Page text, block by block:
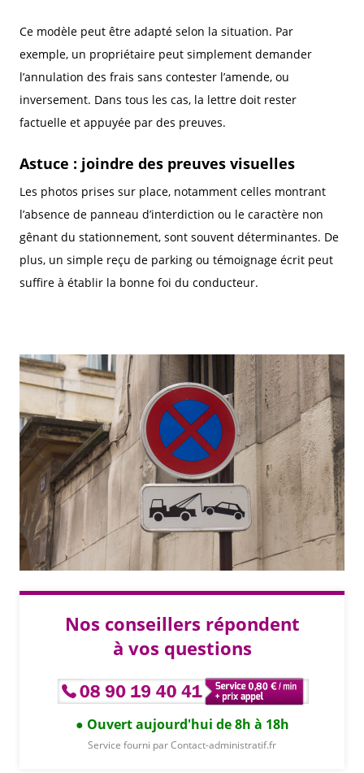
Ce modèle peut être adapté selon la situation. Par
exemple, un propriétaire peut simplement demander
l’annulation des frais sans contester l’amende, ou
inversement. Dans tous les cas, la lettre doit rester
factuelle et appuyée par des preuves.
Astuce : joindre des preuves visuelles
Les photos prises sur place, notamment celles montrant
l’absence de panneau d’interdiction ou le caractère non
gênant du stationnement, sont souvent déterminantes. De
plus, un simple reçu de parking ou témoignage écrit peut
suffire à établir la bonne foi du conducteur.
Nos conseillers répondent
à vos questions
Ouvert aujourd'hui de 8h à 18h
Service fourni par Contact-administratif.fr